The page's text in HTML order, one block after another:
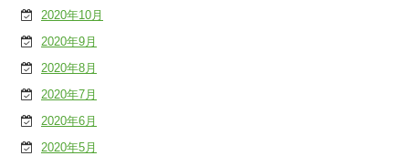
2020年10月
2020年9月
2020年8月
2020年7月
2020年6月
2020年5月